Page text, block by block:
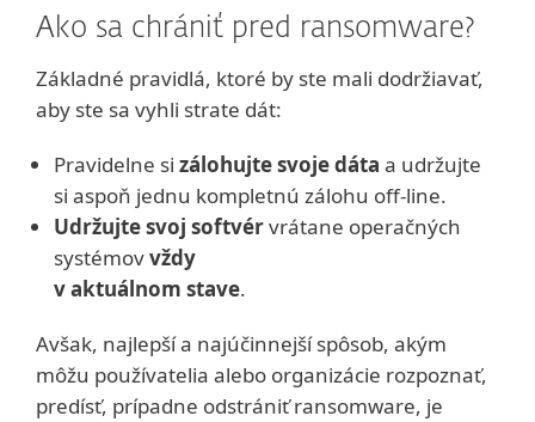
Ako sa chrániť pred ransomware?
Základné pravidlá, ktoré by ste mali dodržiavať,
aby ste sa vyhli strate dát:
Pravidelne si zálohujte svoje dáta a udržujte
si aspoň jednu kompletnú zálohu off-line.
Udržujte svoj softvérvrátane operačných
systémovvždy
v aktuálnom stave.
Avšak, najlepší a najúčinnejší spôsob, akým
môžu používatelia alebo organizácie rozpoznať,
predísť, prípadne odstrániť ransomware, je